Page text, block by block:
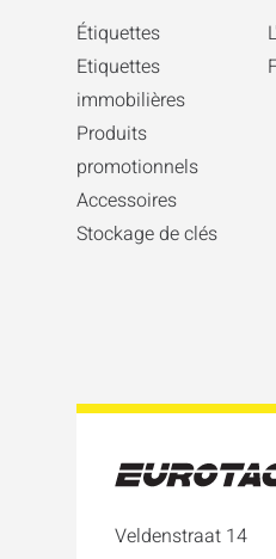
Étiquettes
Etiquettes
immobilières
Produits
promotionnels
Accessoires
Stockage de clés
Veldenstraat 14